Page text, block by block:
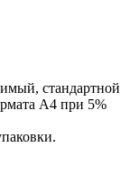
стандартной
А4 при 5%